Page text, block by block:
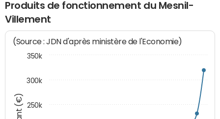
Produits de fonctionnement du Mesnil-
Villement
(Source : JDN d'après ministère de l'Economie)
250k
300k
350k